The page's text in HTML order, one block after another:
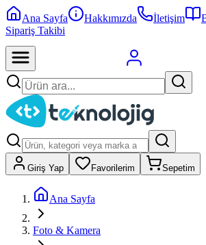
Ana Sayfa Hakkımızda İletişim
Sipariş Takibi
Giriş Yap Favorilerim Sepetim
Ana Sayfa
Foto & Kamera